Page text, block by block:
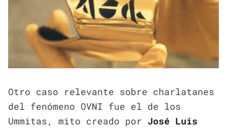
Otro caso relevante sobre charlatanes
del fenómeno OVNI fue el de los
Ummitas, mito creado por José Luis